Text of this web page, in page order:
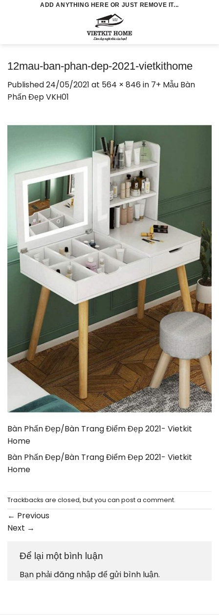
ADD ANYTHING HERE OR JUST REMOVE IT...
12mau-ban-phan-dep-2021-vietkithome
Published24/05/2021 at 564 × 846 in 7+ Mẫu Bàn
Phấn Đẹp VKH01
Bàn Phấn Đẹp/Bàn Trang Điểm Đẹp 2021- Vietkit
Home
Bàn Phấn Đẹp/Bàn Trang Điểm Đẹp 2021- Vietkit
Home
Trackbacks are closed, but you can post a comment.
← Previous
Next →
Để lại một bình luận
Bạn phảiđăng nhậpđể gửi bình luận.